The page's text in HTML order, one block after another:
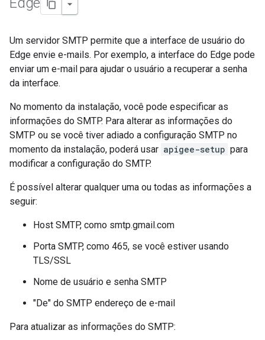
Um servidor SMTP permite que a interface de usuário do
Edge envie e-mails. Por exemplo, a interface do Edge pode
enviar um e-mail para ajudar o usuário a recuperar a senha
da interface.
No momento da instalação, você pode especificar as
informações do SMTP. Para alterar as informações do
SMTP ou se você tiver adiado a configuração SMTP no
momento da instalação, poderá usar apigee-setup para
modificar a configuração do SMTP.
É possível alterar qualquer uma ou todas as informações a
seguir:
Host SMTP, como smtp.gmail.com
Porta SMTP, como 465, se você estiver usando
TLS/SSL
Nome de usuário e senha SMTP
"De" do SMTP endereço de e-mail
Para atualizar as informações do SMTP: